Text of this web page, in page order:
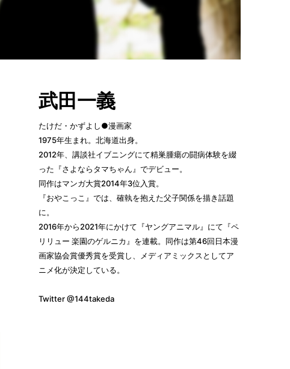
武田一義
たけだ・かずよし●漫画家
1975年生まれ。北海道出身。
2012年、講談社イブニングにて精巣腫瘍の闘病体験を綴
った『さよならタマちゃん』でデビュー。
同作はマンガ大賞2014年3位入賞。
『おやこっこ』では、確執を抱えた父子関係を描き話題
に。
2016年から2021年にかけて『ヤングアニマル』にて『ペ
リリュー 楽園のゲルニカ』を連載。同作は第46回日本漫
画家協会賞優秀賞を受賞し、メディアミックスとしてア
ニメ化が決定している。
Twitter@144takeda